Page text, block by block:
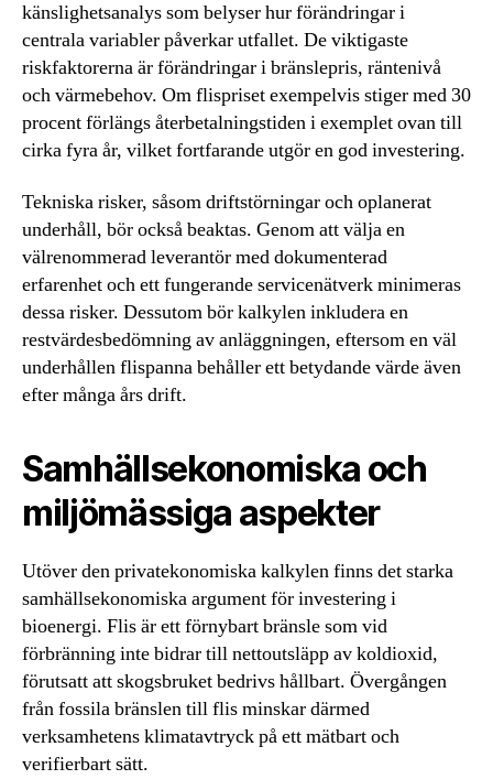
känslighetsanalys som belyser hur förändringar i
centrala variabler påverkar utfallet. De viktigaste
riskfaktorerna är förändringar i bränslepris, räntenivå
och värmebehov. Om flispriset exempelvis stiger med 30
procent förlängs återbetalningstiden i exemplet ovan till
cirka fyra år, vilket fortfarande utgör en god investering.
Tekniska risker, såsom driftstörningar och oplanerat
underhåll, bör också beaktas. Genom att välja en
välrenommerad leverantör med dokumenterad
erfarenhet och ett fungerande servicenätverk minimeras
dessa risker. Dessutom bör kalkylen inkludera en
restvärdesbedömning av anläggningen, eftersom en väl
underhållen flispanna behåller ett betydande värde även
efter många års drift.
Samhällsekonomiska och
miljömässiga aspekter
Utöver den privatekonomiska kalkylen finns det starka
samhällsekonomiska argument för investering i
bioenergi. Flis är ett förnybart bränsle som vid
förbränning inte bidrar till nettoutsläpp av koldioxid,
förutsatt att skogsbruket bedrivs hållbart. Övergången
från fossila bränslen till flis minskar därmed
verksamhetens klimatavtryck på ett mätbart och
verifierbart sätt.